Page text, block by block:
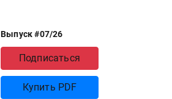
Выпуск #07/26
Подписаться
Купить PDF